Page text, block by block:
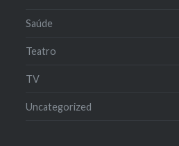
Saúde
Teatro
TV
Uncategorized